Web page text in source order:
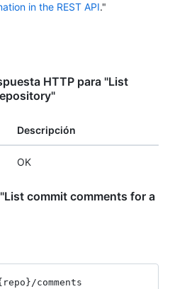
in the REST API."
HTTP para "List
Descripción
OK
commit comments for a
/comments